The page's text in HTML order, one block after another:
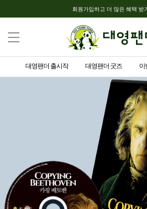
회원가입하고 더 많은 혜택 받
대영팬더 출시작 대영팬더 굿즈 이